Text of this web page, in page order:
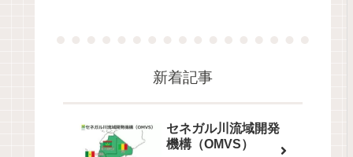
新着記事
セネガル川流域開発
機構（OMVS）